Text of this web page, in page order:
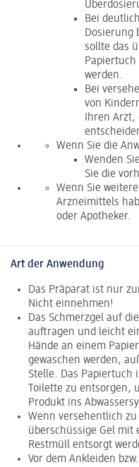
Bei
Dosierung
sollte das
werden.
Bei
von
Ihren
Wenn Sie die
Wenden
Sie die
Wenn Sie
Arzneimittels
oder Apotheker.
Art der Anwendung
Das Präparat ist nur
Nicht einnehmen!
Das Schmerzgel auf
auftragen und leicht
Hände an einem
gewaschen werden,
Stelle. Das
Toilette zu entsorgen,
Produkt ins
Wenn versehentlich
überschüssige Gel mit
Restmüll entsorgt
Vor dem Ankleiden